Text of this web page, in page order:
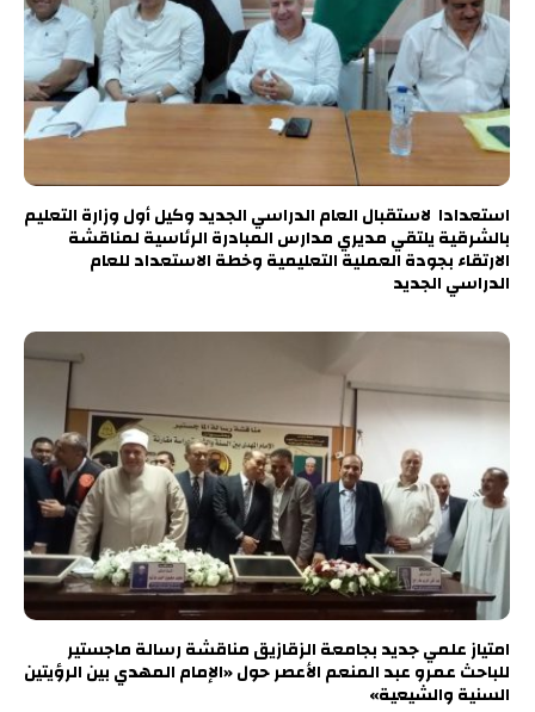
استعدادا لاستقبال العام الدراسي الجديد وكيل أول وزارة التعليم
بالشرقية يلتقي مديري مدارس المبادرة الرئاسية لمناقشة
الارتقاء بجودة العملية التعليمية وخطة الاستعداد للعام
الدراسي الجديد
امتياز علمي جديد بجامعة الزقازيق مناقشة رسالة ماجستير
للباحث عمرو عبد المنعم الأعصر حول «الإمام المهدي بين الرؤيتين
السنية والشيعية»